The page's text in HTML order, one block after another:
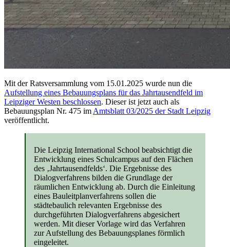
Mit der Ratsversammlung vom 15.01.2025 wurde nun die
Aufstellung eines Bebauungsplans für das Jahrtausendfeld im
Leipziger Westen beschlossen. Dieser ist jetzt auch als
Bebauungsplan Nr. 475 im Amtsblatt 03/2025 der Stadt Leipzig
veröffentlicht.
Die Leipzig International School beabsichtigt die
Entwicklung eines Schulcampus auf den Flächen
des ‚Jahrtausendfelds‘. Die Ergebnisse des
Dialogverfahrens bilden die Grundlage der
räumlichen Entwicklung ab. Durch die Einleitung
eines Bauleitplanverfahrens sollen die
städtebaulich relevanten Ergebnisse des
durchgeführten Dialogverfahrens abgesichert
werden. Mit dieser Vorlage wird das Verfahren
zur Aufstellung des Bebauungsplanes förmlich
eingeleitet.